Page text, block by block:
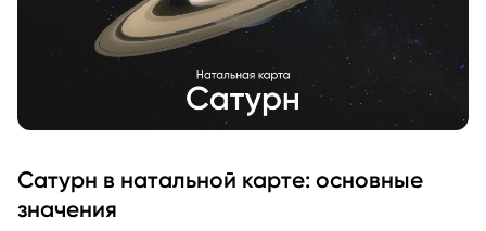
Сатурн в натальной карте: основные
значения